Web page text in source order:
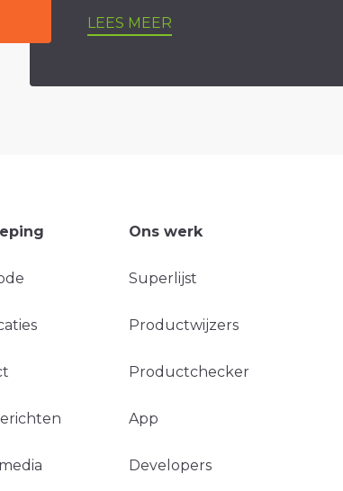
LEES MEER
Ons werk
Superlijst
Productwijzers
Productchecker
App
Developers